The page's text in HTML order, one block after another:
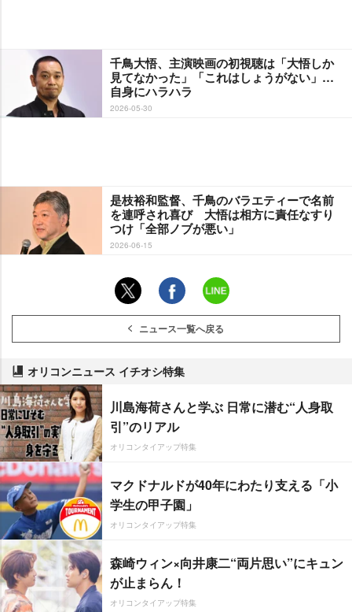
千鳥大悟、主演映画の初視聴は「大悟しか
見てなかった」「これはしょうがない」…
自身にハラハラ
2026-05-30
是枝裕和監督、千鳥のバラエティーで名前
を連呼され喜び 大悟は相方に責任なすり
つけ「全部ノブが悪い」
2026-06-15
ニュース一覧へ戻る
オリコンニュース イチオシ特集
川島海荷さんと学ぶ 日常に潜む“人身取
引”のリアル
オリコンタイアップ特集
マクドナルドが40年にわたり支える「小
学生の甲子園」
オリコンタイアップ特集
森崎ウィン×向井康二“両片思い”にキュン
が止まらん！
オリコンタイアップ特集